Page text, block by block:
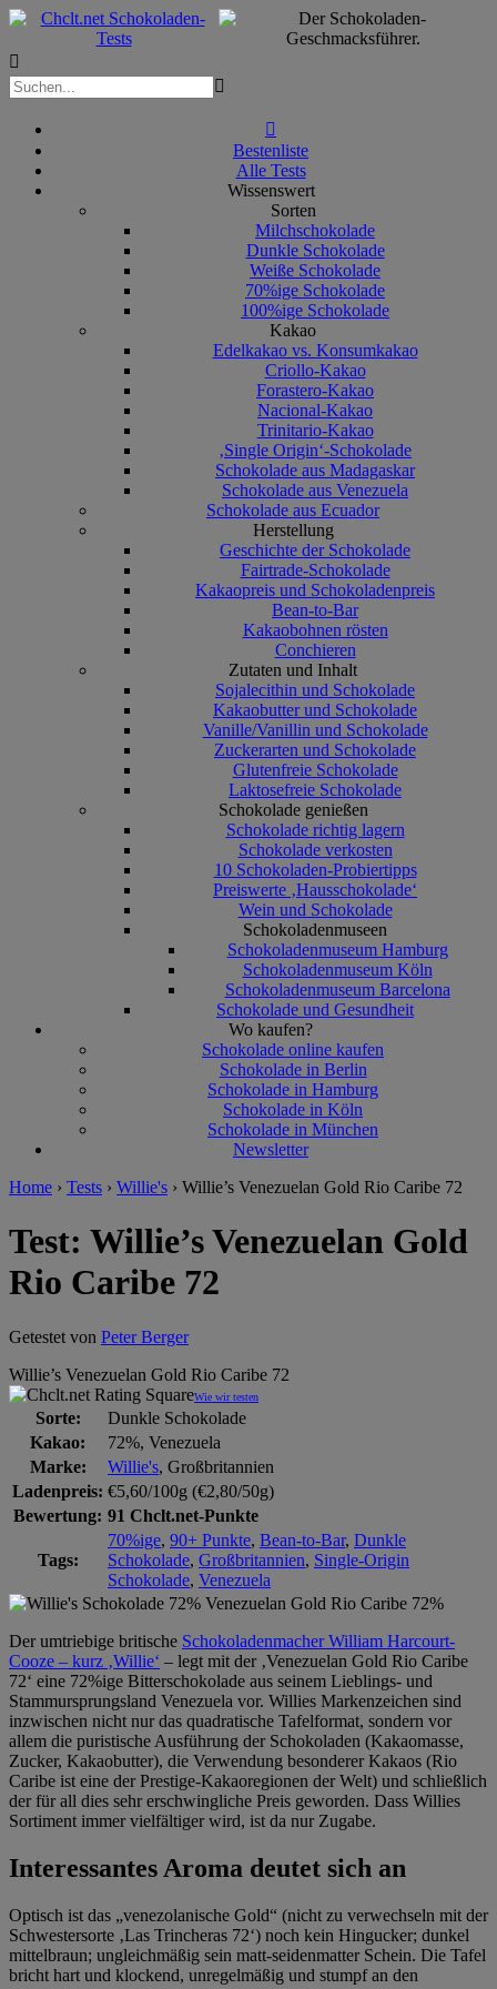



Bestenliste
Alle Tests
Wissenswert
Sorten
Milchschokolade
Dunkle Schokolade
Weiße Schokolade
70%ige Schokolade
100%ige Schokolade
Kakao
Edelkakao vs. Konsumkakao
Criollo-Kakao
Forastero-Kakao
Nacional-Kakao
Trinitario-Kakao
‚Single Origin‘-Schokolade
Schokolade aus Madagaskar
Schokolade aus Venezuela
Schokolade aus Ecuador
Herstellung
Geschichte der Schokolade
Fairtrade-Schokolade
Kakaopreis und Schokoladenpreis
Bean-to-Bar
Kakaobohnen rösten
Conchieren
Zutaten und Inhalt
Sojalecithin und Schokolade
Kakaobutter und Schokolade
Vanille/Vanillin und Schokolade
Zuckerarten und Schokolade
Glutenfreie Schokolade
Laktosefreie Schokolade
Schokolade genießen
Schokolade richtig lagern
Schokolade verkosten
10 Schokoladen-Probiertipps
Preiswerte ‚Hausschokolade‘
Wein und Schokolade
Schokoladenmuseen
Schokoladenmuseum Hamburg
Schokoladenmuseum Köln
Schokoladenmuseum Barcelona
Schokolade und Gesundheit
Wo kaufen?
Schokolade online kaufen
Schokolade in Berlin
Schokolade in Hamburg
Schokolade in Köln
Schokolade in München
Newsletter
Home › Tests › Willie's › Willie’s Venezuelan Gold Rio Caribe 72
Test: Willie’s Venezuelan Gold
Rio Caribe 72
Getestet von Peter Berger
Willie’s Venezuelan Gold Rio Caribe 72
Wie wir testen
Sorte:
Dunkle Schokolade
Kakao:
72%, Venezuela
Marke:
Willie's, Großbritannien
Ladenpreis: €5,60/100g (€2,80/50g)
Bewertung: 91 Chclt.net-Punkte
Tags:
70%ige, 90+ Punkte, Bean-to-Bar, Dunkle
Schokolade, Großbritannien, Single-Origin
Schokolade, Venezuela
Der umtriebige britische Schokoladenmacher William Harcourt-
Cooze – kurz ‚Willie‘ – legt mit der ‚Venezuelan Gold Rio Caribe
72‘ eine 72%ige Bitterschokolade aus seinem Lieblings- und
Stammursprungsland Venezuela vor. Willies Markenzeichen sind
inzwischen nicht nur das quadratische Tafelformat, sondern vor
allem die puristische Ausführung der Schokoladen (Kakaomasse,
Zucker, Kakaobutter), die Verwendung besonderer Kakaos (Rio
Caribe ist eine der Prestige-Kakaoregionen der Welt) und schließlich
der für all dies sehr erschwingliche Preis geworden. Dass Willies
Sortiment immer vielfältiger wird, ist da nur Zugabe.
Interessantes Aroma deutet sich an
Optisch ist das „venezolanische Gold“ (nicht zu verwechseln mit der
Schwestersorte ‚Las Trincheras 72‘) noch kein Hingucker; dunkel
mittelbraun; ungleichmäßig sein matt-seidenmatter Schein. Die Tafel
bricht hart und klockend, unregelmäßig und stumpf an den